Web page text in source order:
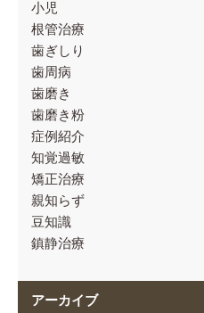
小児
根管治療
歯ぎしり
歯周病
歯磨き
歯磨き粉
症例紹介
知覚過敏
矯正治療
親知らず
豆知識
鎮静治療
アーカイブ